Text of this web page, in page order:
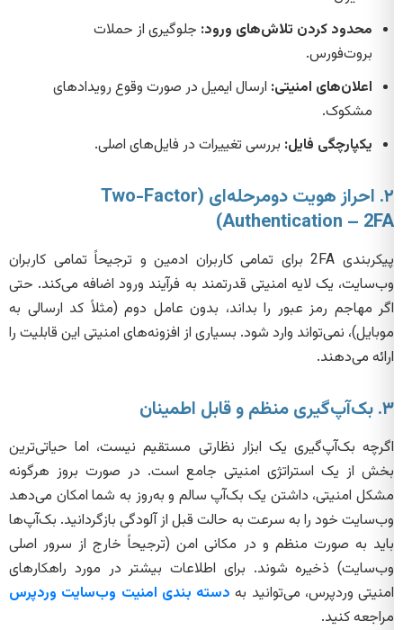
محدود کردن تلاش‌های ورود: جلوگیری از حملات
بروت‌فورس.
اعلان‌های امنیتی: ارسال ایمیل در صورت وقوع رویدادهای
مشکوک.
یکپارچگی فایل: بررسی تغییرات در فایل‌های اصلی.
۲. احراز هویت دومرحله‌ای (Two-Factor
Authentication – 2FA)
پیکربندی 2FA برای تمامی کاربران ادمین و ترجیحاً تمامی کاربران
وب‌سایت، یک لایه امنیتی قدرتمند به فرآیند ورود اضافه می‌کند. حتی
اگر مهاجم رمز عبور را بداند، بدون عامل دوم (مثلاً کد ارسالی به
موبایل)، نمی‌تواند وارد شود. بسیاری از افزونه‌های امنیتی این قابلیت را
ارائه می‌دهند.
۳. بک‌آپ‌گیری منظم و قابل اطمینان
اگرچه بک‌آپ‌گیری یک ابزار نظارتی مستقیم نیست، اما حیاتی‌ترین
بخش از یک استراتژی امنیتی جامع است. در صورت بروز هرگونه
مشکل امنیتی، داشتن یک بک‌آپ سالم و به‌روز به شما امکان می‌دهد
وب‌سایت خود را به سرعت به حالت قبل از آلودگی بازگردانید. بک‌آپ‌ها
باید به صورت منظم و در مکانی امن (ترجیحاً خارج از سرور اصلی
وب‌سایت) ذخیره شوند. برای اطلاعات بیشتر در مورد راهکارهای
امنیتی وردپرس، می‌توانید به دسته بندی امنیت وب‌سایت وردپرس
مراجعه کنید.